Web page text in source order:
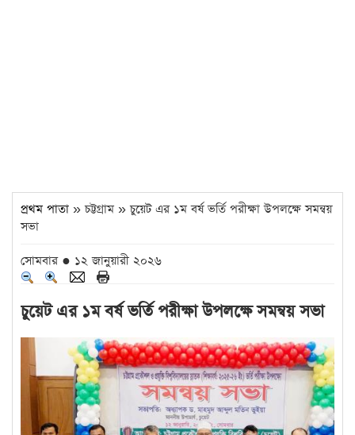
প্রথম পাতা » চট্টগ্রাম » চুয়েট এর ১ম বর্ষ ভর্তি পরীক্ষা উপলক্ষে সমন্বয়
সভা
সোমবার ● ১২ জানুয়ারী ২০২৬
চুয়েট এর ১ম বর্ষ ভর্তি পরীক্ষা উপলক্ষে সমন্বয় সভা